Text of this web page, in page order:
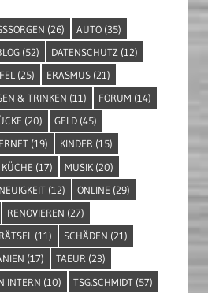
(26) AUTO (35)
(52) DATENSCHUTZ (12)
(25) ERASMUS (21)
& TRINKEN (11) FORUM (14)
(20) GELD (45)
(19) KINDER (15)
KÜCHE (17) MUSIK (20)
NEUIGKEIT (12) ONLINE (29)
RENOVIEREN (27)
RÄTSEL (11) SCHÄDEN (21)
(17) TAEUR (23)
INTERN (10) TSG.SCHMIDT (57)